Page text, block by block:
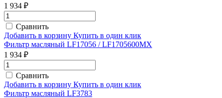
1 934 ₽
Сравнить
Добавить в корзину Купить в один клик
Фильтр масляный LF17056 / LF1705600MX
1 934 ₽
Сравнить
Добавить в корзину Купить в один клик
Фильтр масляный LF3783